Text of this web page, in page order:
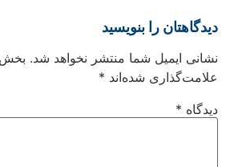
دیدگاهتان را بنویسید
نشانی ایمیل شما منتشر نخواهد شد.
علامت‌گذاری شده‌اند *
دیدگاه *